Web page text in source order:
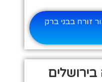
זורח בבני ברק